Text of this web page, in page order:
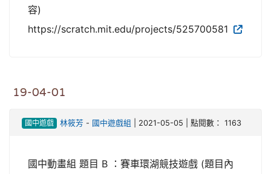
容)
https://scratch.mit.edu/projects/525700581
19-04-01
國中遊戲 林筱芳 - 國中遊戲組 | 2021-05-05 | 點閱數： 1163
國中動畫組 題目 B ：賽車環湖競技遊戲 (題目內